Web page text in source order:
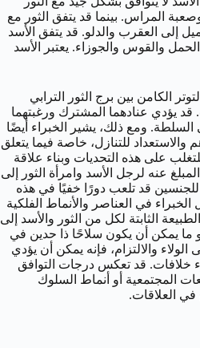
المراس. بينما قد يتفق الثور مع
إلى العقرب والدلو. قد يتفق الأسد
الحمل والقوس والجوزاء. يعتبر الأسد
الكامن بين برج الثور الترابي
قد يؤدي عنادهما المشترك ورغبتهما
ومع ذلك، يشير الخبراء أيضًا
والاستعداد للتنازل، خاصة فيما يتعلق
للتغلب على هذه التحديات وبناء علاقة
عنه لرجل الأسد وامرأة الثور إلى
للجنسين قد تلعب دورًا خفيًا في هذه
الخبراء في العناصر والأنماط الفلكية
الثابتة لكل من الثور والأسد إلى
ما يمكن أن يكون سلاحًا ذا حدين في
الولاء والالتزام، فإنه يمكن أن يؤدي
خلافات. قد تعكس درجات التوافق
المجتمعية أو أنماط السلوك
في العلاقات.